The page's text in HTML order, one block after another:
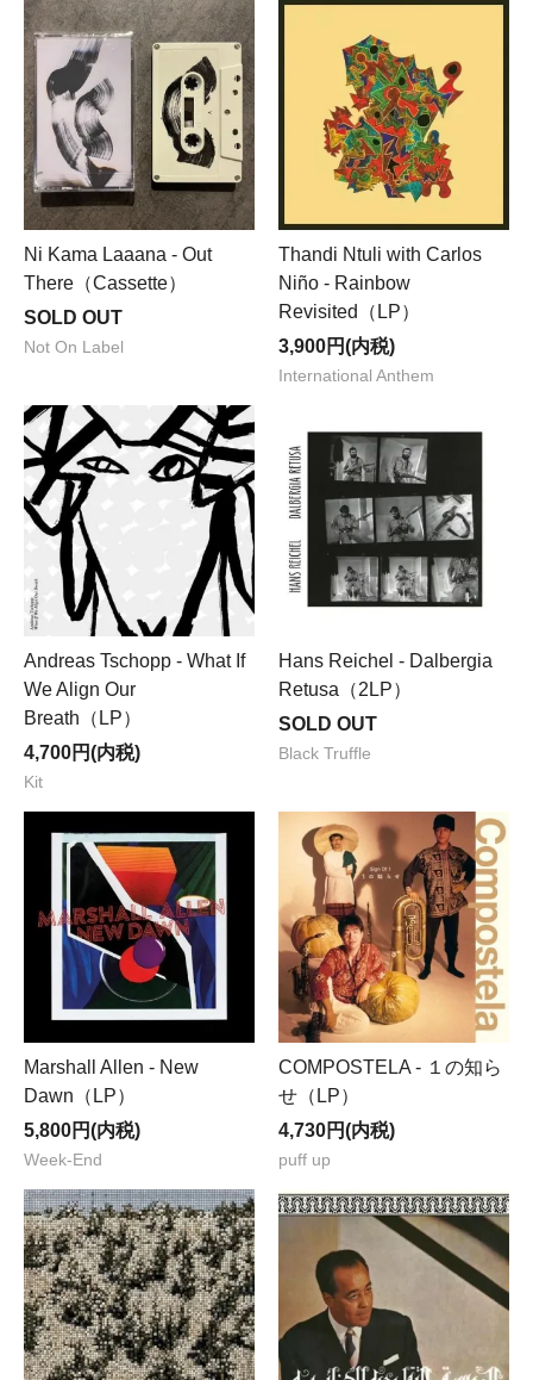
Ni Kama Laaana - Out
There（Cassette）
SOLD OUT
Not On Label
Thandi Ntuli with Carlos
Niño - Rainbow
Revisited（LP）
3,900円(内税)
International Anthem
Andreas Tschopp - What If
We Align Our
Breath（LP）
4,700円(内税)
Kit
Hans Reichel - Dalbergia
Retusa（2LP）
SOLD OUT
Black Truffle
Marshall Allen - New
Dawn（LP）
5,800円(内税)
Week-End
COMPOSTELA - １の知ら
せ（LP）
4,730円(内税)
puff up